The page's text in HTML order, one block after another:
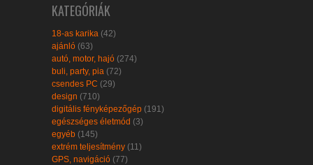
KATEGÓRIÁK
18-as karika (42)
ajánló (63)
autó, motor, hajó (274)
buli, party, pia (72)
csendes PC (29)
design (710)
digitális fényképezőgép (191)
egészséges életmód (3)
egyéb (145)
extrém teljesítmény (11)
GPS, navigáció (77)